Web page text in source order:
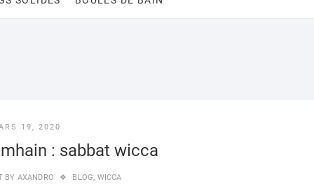
19, 2020
: sabbat wicca
BY AXANDRO BLOG, WICCA